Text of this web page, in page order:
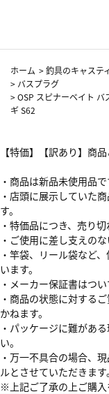
ホーム >釣具のキャステ
> バスプラグ
>OSP スピナーベイト
ギ S62
【特価】【訳あり】商
・商品は新品未使用品で
・店頭に展示していた
す。
・特価品につき、売り
・ご使用に差し支えの
・竿袋、リール袋など
います。
・メーカー保証書はつい
・商品の状態に対する
かねます。
・パッケージに難があ
い。
・万一不具合の場合、
ルとさせていただきます。
※上記ご了承の上ご購入